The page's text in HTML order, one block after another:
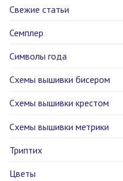
Свежие статьи
Семплер
Символы года
Схемы вышивки бисером
Схемы вышивки крестом
Схемы вышивки метрики
Триптих
Цветы